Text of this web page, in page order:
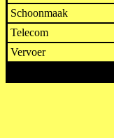
Schoonmaak
Telecom
Vervoer